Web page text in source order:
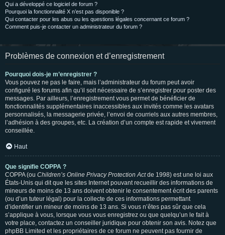
Qui a développé ce logiciel de forum ?
Pourquoi la fonctionnalité X n’est pas disponible ?
Qui contacter pour les abus ou les questions légales concernant ce forum ?
Comment puis-je contacter un administrateur du forum ?
Problèmes de connexion et d’enregistrement
Pourquoi dois-je m’enregistrer ?
Vous pouvez ne pas le faire, mais l’administrateur du forum peut avoir
configuré les forums afin qu’il soit nécessaire de s’enregistrer pour poster des
messages. Par ailleurs, l’enregistrement vous permet de bénéficier de
fonctionnalités supplémentaires inaccessibles aux invités comme les avatars
personnalisés, la messagerie privée, l’envoi de courriels aux autres membres,
l’adhésion à des groupes, etc. La création d’un compte est rapide et vivement
conseillée.
Haut
Que signifie COPPA ?
COPPA (ou Children’s Online Privacy Protection Actde 1998) est une loi aux
États-Unis qui dit que les sites Internet pouvant recueillir des informations de
mineurs de moins de 13 ans doivent obtenir le consentement écrit des parents
(ou d’un tuteur légal) pour la collecte de ces informations permettant
d’identifier un mineur de moins de 13 ans. Si vous n’êtes pas sûr que cela
s’applique à vous, lorsque vous vous enregistrez ou que quelqu’un le fait à
votre place, contactez un conseiller juridique pour obtenir son avis. Notez que
phpBB Limited et les propriétaires de ce forum ne peuvent pas fournir de